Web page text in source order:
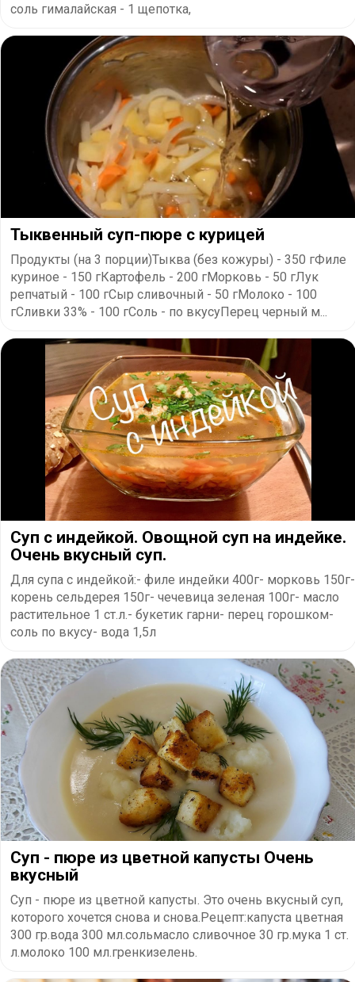
соль гималайская - 1 щепотка,
Тыквенный суп-пюре с курицей
Продукты (на 3 порции)Тыква (без кожуры) - 350 гФиле
куриное - 150 гКартофель - 200 гМорковь - 50 гЛук
репчатый - 100 гСыр сливочный - 50 гМолоко - 100
гСливки 33% - 100 гСоль - по вкусуПерец черный м...
Суп с индейкой. Овощной суп на индейке.
Очень вкусный суп.
Для супа с индейкой:- филе индейки 400г- морковь 150г-
корень сельдерея 150г- чечевица зеленая 100г- масло
растительное 1 ст.л.- букетик гарни- перец горошком-
соль по вкусу- вода 1,5л
Суп - пюре из цветной капусты Очень
вкусный
Суп - пюре из цветной капусты. Это очень вкусный суп,
которого хочется снова и снова.Рецепт:капуста цветная
300 гр.вода 300 мл.сольмасло сливочное 30 гр.мука 1 ст.
л.молоко 100 мл.гренкизелень.